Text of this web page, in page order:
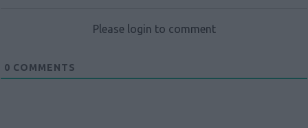
Please login to comment
0 COMMENTS